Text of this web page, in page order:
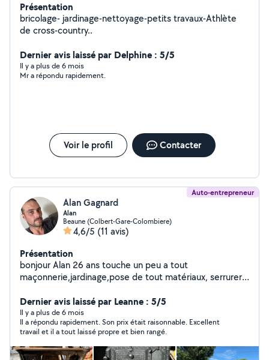
Présentation
bricolage- jardinage-nettoyage-petits travaux-Athlète
de cross-country..
Dernier avis laissé par Delphine : 5/5
Il y a plus de 6 mois
Mr a répondu rapidement.
Voir le profil Contacter
Auto-entrepreneur
Alan Gagnard
Alan
Beaune (Colbert-Gare-Colombiere)
4,6/5 (11 avis)
Présentation
bonjour Alan 26 ans touche un peu a tout
maçonnerie,jardinage,pose de tout matériaux, serrurerie
Dernier avis laissé par Leanne : 5/5
Il y a plus de 6 mois
Il a répondu rapidement. Son prix était raisonnable. Excellent
travail et il a tout laissé propre et bien rangé.